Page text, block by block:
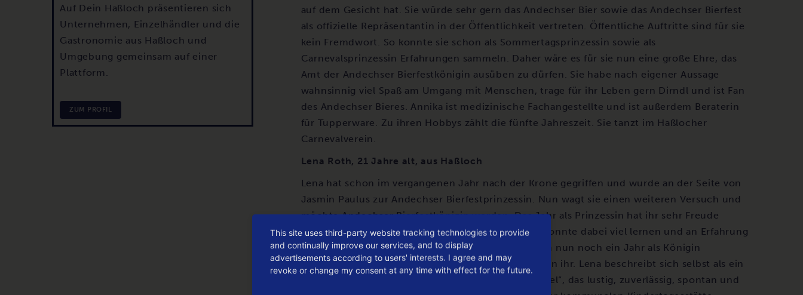
Auf Dein Haßloch präsentieren sich
Unternehmen, Einzelhändler und die
Gastronomie aus Haßloch und
Umgebung gemeinsam auf einer
Plattform.
ZUM PROFIL
auf dem Gesicht hat. Sie würde sehr gern das Andechser Bier sowie das Andechser Bierfest
als offizielle Repräsentantin in der Öffentlichkeit vertreten. Öffentliche Auftritte sind für sie
kein Fremdwort. So konnte sie schon als Sommertagsprinzessin sowie als
Carnevalsprinzessin Erfahrungen sammeln. Daher wäre es für sie nun eine große Ehre, das
Amt der Andechser Bierfestkönigin ausüben zu dürfen. Sie habe nach eigener Aussage
wahnsinnig viel Spaß am Umgang mit Menschen, trage für ihr Leben gern Dirndl und ist Fan
des Andechser Bieres. Annika ist medizinische Fachangestellte und ist außerdem Beraterin
für Tupperware. Zu ihren Hobbys zählt die fünfte Jahreszeit. Sie tanzt im Haßlocher
Carnevalverein.
Lena Roth, 21 Jahre alt, aus Haßloch
Lena hat schon im vergangenen Jahr nach der Krone gegriffen und wurde an der Seite von
Jasmin Paulus zur Andechser Bierfestprinzessin. Nun wagt sie einen weiteren Versuch und
möchte Andechser Bierfestkönigin werden. Das Jahr als Prinzessin hat ihr sehr Freude
bereitet. Sie hat nach eigener Aussage viel erlebt, konnte dabei viel lernen und an Erfahrung
sammeln. An das ablaufende Amtsjahr als Prinzessin nun noch ein Jahr als Königin
anschließen zu können, wäre ein großer Wunsch von ihr. Lena beschreibt sich selbst als ein
aufgeschlossenes und kommunikatives „Pälzer Mädel“, das lustig, zuverlässig, spontan und
This site uses third-party website tracking technologies to provide
and continually improve our services, and to display
advertisements according to users' interests. I agree and may
revoke or change my consent at any time with effect for the future.